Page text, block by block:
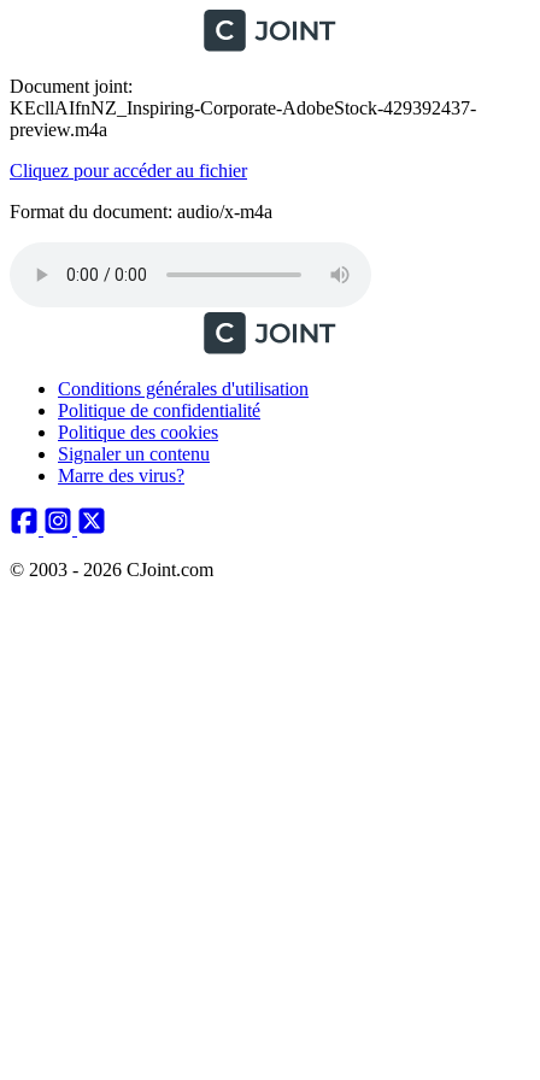
Document joint:
KEcllAIfnNZ_Inspiring-Corporate-AdobeStock-429392437-
preview.m4a
Cliquez pour accéder au fichier
Format du document: audio/x-m4a
Conditions générales d'utilisation
Politique de confidentialité
Politique des cookies
Signaler un contenu
Marre des virus?
© 2003 - 2026 CJoint.com